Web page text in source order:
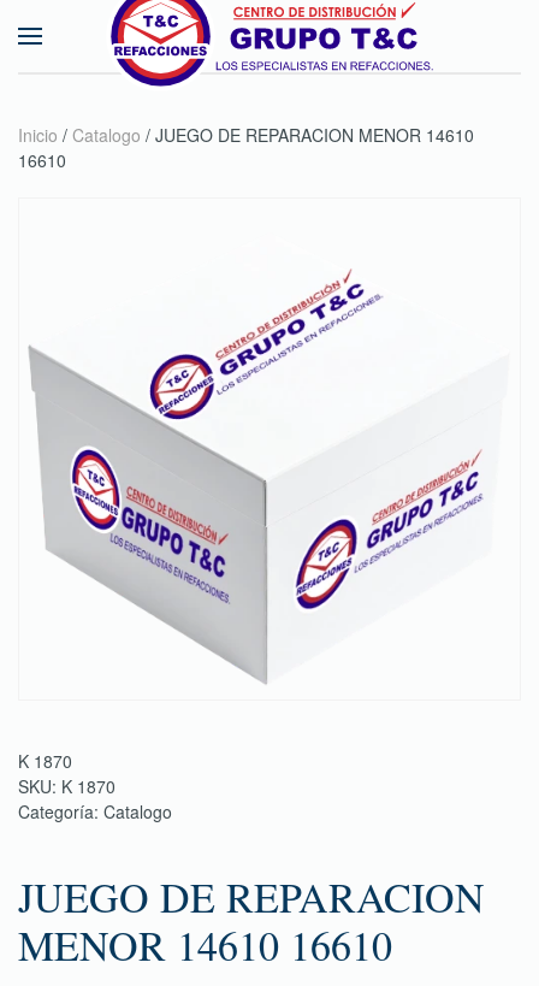
Skip to main content
Inicio / Catalogo / JUEGO DE REPARACION MENOR 14610
16610
K 1870
SKU: K 1870
Categoría: Catalogo
JUEGO DE REPARACION
MENOR 14610 16610